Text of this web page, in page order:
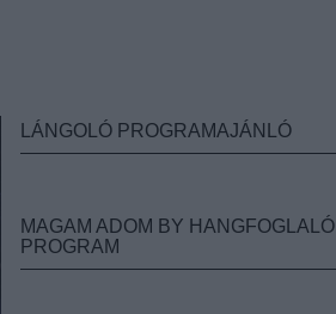
LÁNGOLÓ PROGRAMAJÁNLÓ
MAGAM ADOM BY HANGFOGLALÓ
PROGRAM